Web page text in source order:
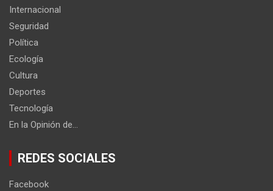
Internacional
Seguridad
Política
Ecología
Cultura
Deportes
Tecnología
En la Opinión de…
REDES SOCIALES
Facebook